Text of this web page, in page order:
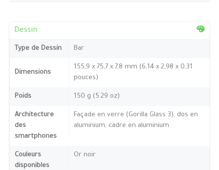
Dessin
Type de Dessin Bar
Dimensions
155,9 x 75,7 x 7,8 mm (6,14 x 2,98 x 0,31
pouces)
Poids 150 g (5.29 oz)
Architecture
des
smartphones
Façade en verre (Gorilla Glass 3), dos en
aluminium, cadre en aluminium
Couleurs
disponibles
Or noir